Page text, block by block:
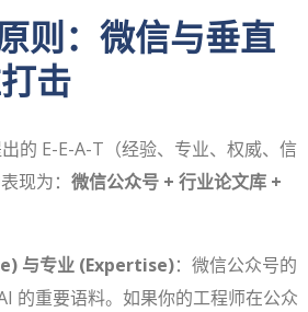
原则：微信与垂直
击
的 E-E-A-T（经验、专业、权威、信
现为： 微信公众号 + 行业论文库 +
与专业 (Expertise)：微信公众号的
的重要语料。如果你的工程师在公众